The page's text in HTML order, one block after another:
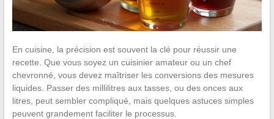
En cuisine, la précision est souvent la clé pour réussir une
recette. Que vous soyez un cuisinier amateur ou un chef
chevronné, vous devez maîtriser les conversions des mesures
liquides. Passer des millilitres aux tasses, ou des onces aux
litres, peut sembler compliqué, mais quelques astuces simples
peuvent grandement faciliter le processus.